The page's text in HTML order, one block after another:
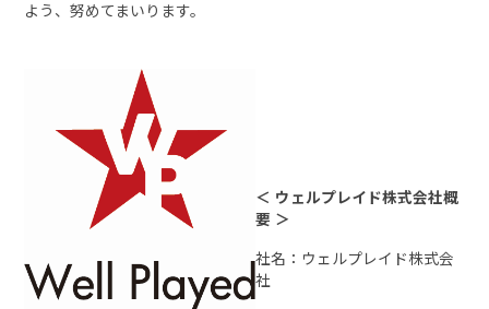
よう、努めてまいります。
＜ ウェルプレイド株式会社概
要 ＞
社名：ウェルプレイド株式会
社